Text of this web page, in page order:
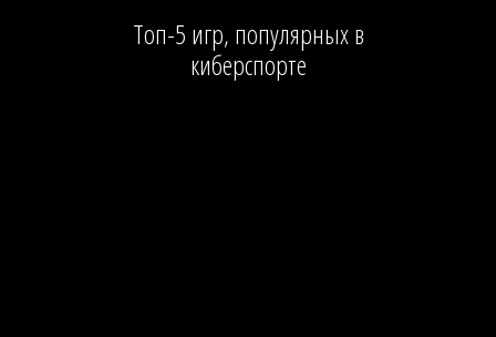
Топ-5 игр, популярных в
киберспорте